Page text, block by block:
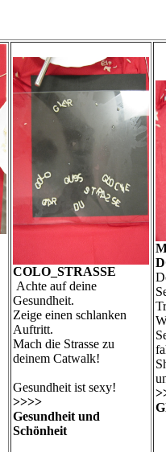
COLO_STRASSE
Achte auf deine
Gesundheit.
Zeige einen schlanken
Auftritt.
Mach die Strasse zu
deinem Catwalk!
Gesundheit ist sexy!
>>>>
Gesundheit und
Schönheit